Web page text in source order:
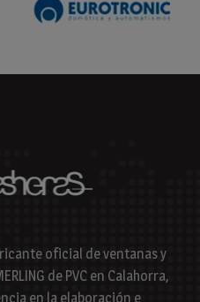
oficial de ventanas y
de PVC en Calahorra,
en la elaboración e